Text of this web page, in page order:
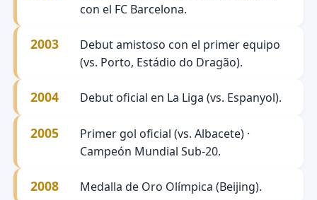
con el FC Barcelona.
2003
Debut amistoso con el primer equipo
(vs. Porto, Estádio do Dragão).
2004 Debut oficial en La Liga (vs. Espanyol).
2005
Primer gol oficial (vs. Albacete) ·
Campeón Mundial Sub-20.
2008 Medalla de Oro Olímpica (Beijing).